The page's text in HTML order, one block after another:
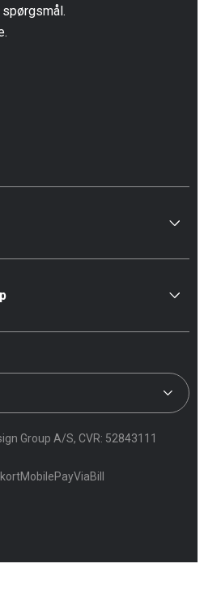
Group A/S, CVR: 52843111
MobilePayViaBill